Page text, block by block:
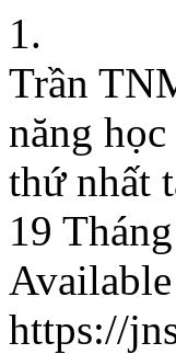
1.
Trần
năng
thứ nhất
19
https://